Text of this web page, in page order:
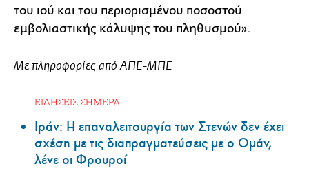
του ιού και του περιορισμένου ποσοστού
εμβολιαστικής κάλυψης του πληθυσμού».
Με πληροφορίες από ΑΠΕ-ΜΠΕ
ΕΙΔΗΣΕΙΣ ΣΗΜΕΡΑ:
Ιράν: Η επαναλειτουργία των Στενών δεν έχει
σχέση με τις διαπραγματεύσεις με ο Ομάν,
λένε οι Φρουροί